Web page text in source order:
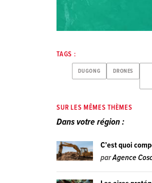
TAGS :
DUGONG DRONES
SUR LES MÊMES THÈMES
Dans votre région :
C’est quoi
parAgence